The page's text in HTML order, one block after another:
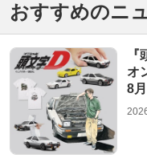
おすすめのニ
オ
8